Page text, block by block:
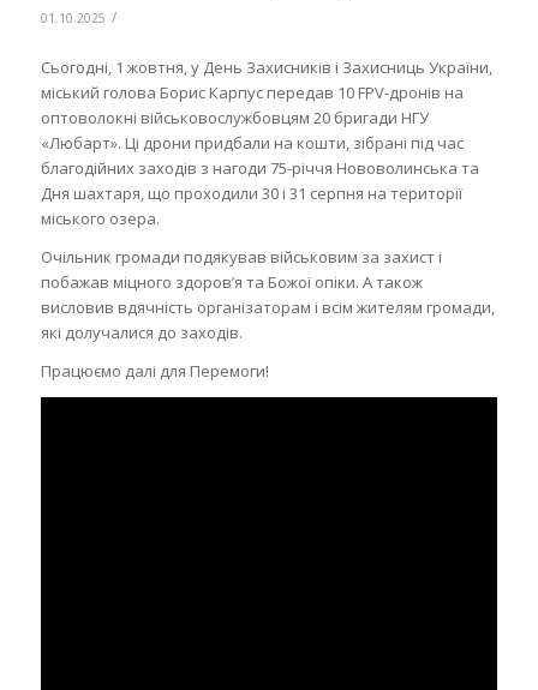
01.10.2025 /
Сьогодні, 1 жовтня, у День Захисників і Захисниць України,
міський голова Борис Карпус передав 10 FPV-дронів на
оптоволокні військовослужбовцям 20 бригади НГУ
«Любарт». Ці дрони придбали на кошти, зібрані під час
благодійних заходів з нагоди 75-річчя Нововолинська та
Дня шахтаря, що проходили 30 і 31 серпня на території
міського озера.
Очільник громади подякував військовим за захист і
побажав міцного здоров’я та Божої опіки. А також
висловив вдячність організаторам і всім жителям громади,
які долучалися до заходів.
Працюємо далі для Перемоги!